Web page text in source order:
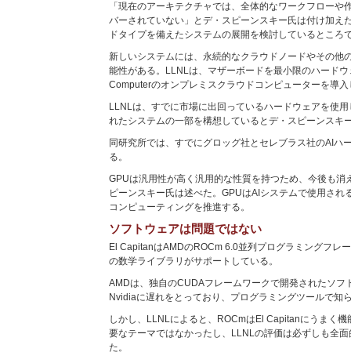
「現在のアーキテクチャでは、全体的なワークフローや
バーされていない」とデ・スピーンスキー氏は付け加え
ドタイプを備えたシステムの展開を検討しているところ
新しいシステムには、永続的なクラウドノードやその他
能性がある。LLNLは、マザーボードを最小限のハード
Computerのオンプレミスクラウドコンピューターを導入
LLNLは、すでに市場に出回っているハードウェアを使
れたシステムの一部を構想しているとデ・スピーンスキ
同研究所では、すでにグロッグ社とセレブラス社のAIハ
る。
GPUは汎用性が高く汎用的な性質を持つため、今後も消
ピーンスキー氏は述べた。GPUはAIシステムで使用され
コンピューティングを推進する。
ソフトウェアは問題ではない
El CapitanはAMDのROCm 6.0並列プログラミングフレ
の数学ライブラリがサポートしている。
AMDは、独自のCUDAフレームワークで開発されたソフ
Nvidiaに遅れをとっており、プログラミングツールで知
しかし、LLNLによると、ROCmはEl Capitanにうまく
要なテーマではなかったし、LLNLの評価は必ずしも全
た。